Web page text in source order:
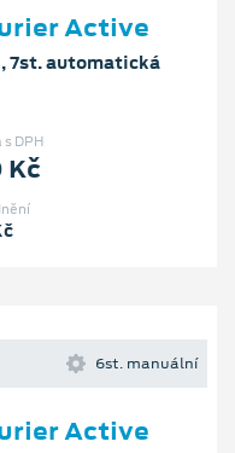
Active
7st. automatická
DPH
6st. manuální
Active